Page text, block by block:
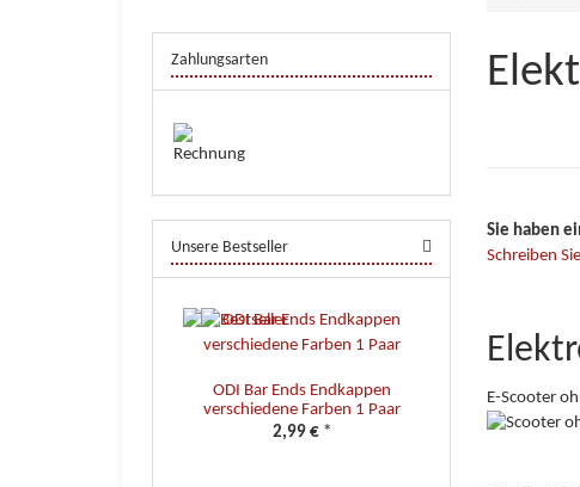
Sie haben
Schreiben
E-Scooter
Zahlungsarten
Unsere Bestseller
ODI Bar Ends Endkappen
verschiedene Farben 1 Paar
2,99 € *